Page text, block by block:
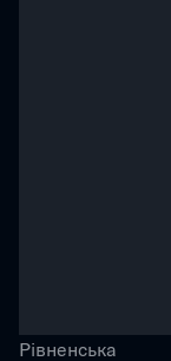
Рівненська